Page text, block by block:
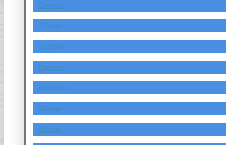
Chrysler
Citroen
Custom
Daewoo
Daihatsu
Daimler
Datsun